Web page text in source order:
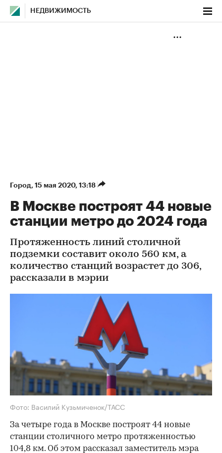
НЕДВИЖИМОСТЬ
Город⁠, 15 мая 2020, 13:18
В Москве построят 44 новые
станции метро до 2024 года
Протяженность линий столичной
подземки составит около 560 км, а
количество станций возрастет до 306,
рассказали в мэрии
Фото: Василий Кузьмиченок/ТАСС
За четыре года в Москве построят 44 новые
станции столичного метро протяженностью
104,8 км. Об этом рассказал заместитель мэра